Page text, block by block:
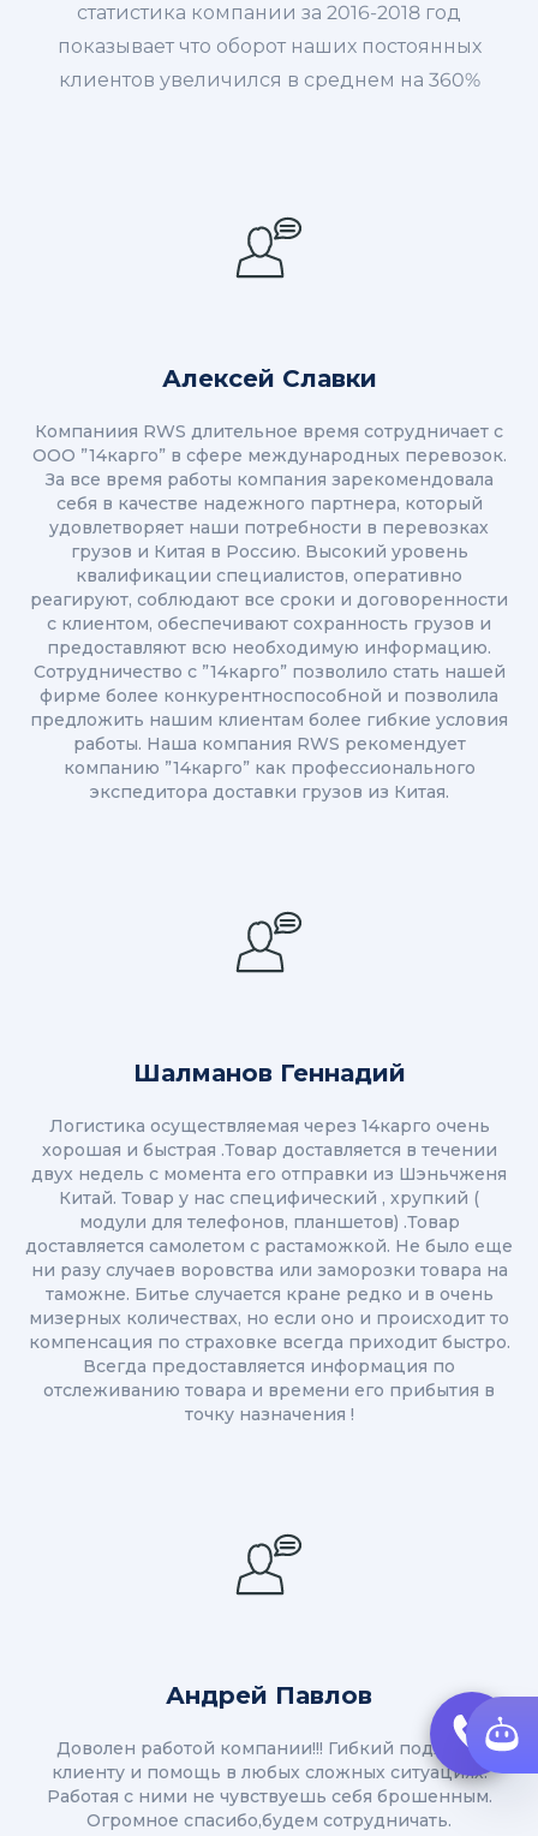
статистика компании за 2016-2018 год
показывает что оборот наших постоянных
клиентов увеличился в среднем на 360%
Алексей Славки
Компаниия RWS длительное время сотрудничает с
ООО ”14карго” в сфере международных перевозок.
За все время работы компания зарекомендовала
себя в качестве надежного партнера, который
удовлетворяет наши потребности в перевозках
грузов и Китая в Россию. Высокий уровень
квалификации специалистов, оперативно
реагируют, соблюдают все сроки и договоренности
с клиентом, обеспечивают сохранность грузов и
предоставляют всю необходимую информацию.
Сотрудничество с ”14карго” позволило стать нашей
фирме более конкурентноспособной и позволила
предложить нашим клиентам более гибкие условия
работы. Наша компания RWS рекомендует
компанию ”14карго” как профессионального
экспедитора доставки грузов из Китая.
Шалманов Геннадий
Логистика осуществляемая через 14карго очень
хорошая и быстрая .Товар доставляется в течении
двух недель с момента его отправки из Шэньчженя
Китай. Товар у нас специфический , хрупкий (
модули для телефонов, планшетов) .Товар
доставляется самолетом с растаможкой. Не было еще
ни разу случаев воровства или заморозки товара на
таможне. Битье случается кране редко и в очень
мизерных количествах, но если оно и происходит то
компенсация по страховке всегда приходит быстро.
Всегда предоставляется информация по
отслеживанию товара и времени его прибытия в
точку назначения !
Андрей Павлов
Доволен работой компании!!! Гибкий подход к
клиенту и помощь в любых сложных ситуациях.
Работая с ними не чувствуешь себя брошенным.
Огромное спасибо,будем сотрудничать.